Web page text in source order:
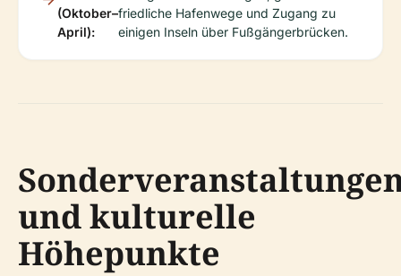
(Oktober–
April):
friedliche Hafenwege und Zugang zu
einigen Inseln über Fußgängerbrücken.
und kulturelle
Höhepunkte